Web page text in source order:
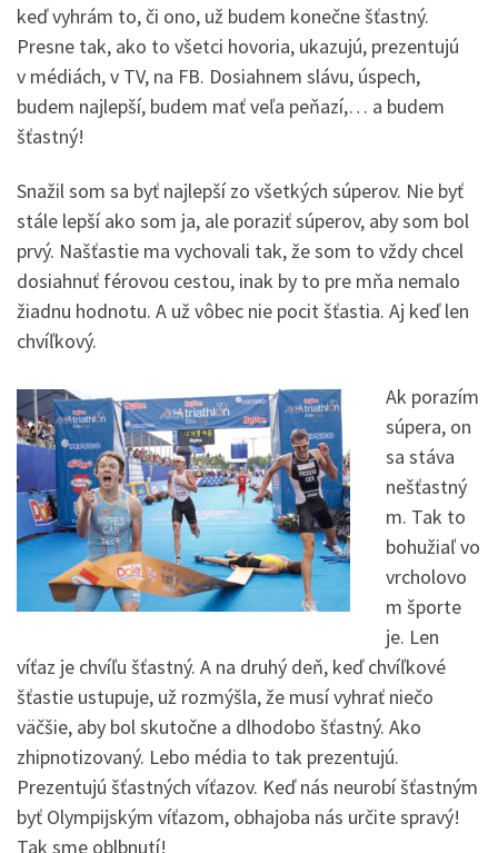
keď vyhrám to, či ono, už budem konečne šťastný.
Presne tak, ako to všetci hovoria, ukazujú, prezentujú
v médiách, v TV, na FB. Dosiahnem slávu, úspech,
budem najlepší, budem mať veľa peňazí,… a budem
šťastný!
Snažil som sa byť najlepší zo všetkých súperov. Nie byť
stále lepší ako som ja, ale poraziť súperov, aby som bol
prvý. Našťastie ma vychovali tak, že som to vždy chcel
dosiahnuť férovou cestou, inak by to pre mňa nemalo
žiadnu hodnotu. A už vôbec nie pocit šťastia. Aj keď len
chvíľkový.
Ak porazím
súpera, on
sa stáva
nešťastný
m. Tak to
bohužiaľ vo
vrcholovo
m športe
je. Len
víťaz je chvíľu šťastný. A na druhý deň, keď chvíľkové
šťastie ustupuje, už rozmýšla, že musí vyhrať niečo
väčšie, aby bol skutočne a dlhodobo šťastný. Ako
zhipnotizovaný. Lebo média to tak prezentujú.
Prezentujú šťastných víťazov. Keď nás neurobí šťastným
byť Olympijským víťazom, obhajoba nás určite spravý!
Tak sme oblbnutí!